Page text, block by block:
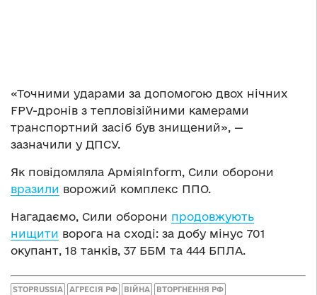
«Точними ударами за допомогою двох нічних
FPV-дронів з тепловізійними камерами
транспортний засіб був знищений», —
зазначили у ДПСУ.
Як повідомляла АрміяInform, Сили оборони
вразили ворожий комплекс ППО.
Нагадаємо, Сили оборони продовжують
нищити ворога на сході: за добу мінус 701
окупант, 18 танків, 37 ББМ та 444 БПЛА.
STOPRUSSIA АГРЕСІЯ РФ ВІЙНА ВТОРГНЕННЯ РФ